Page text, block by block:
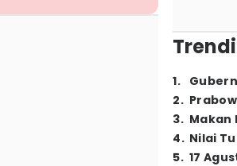
1.
2.
3. Makan
4. Nilai
5. 17